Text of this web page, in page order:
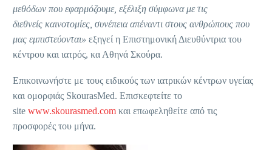
μεθόδων που εφαρμόζουμε, εξέλιξη σύμφωνα με τις
διεθνείς καινοτομίες, συνέπεια απέναντι στους ανθρώπους που
μας εμπιστεύονται» εξηγεί η Επιστημονική Διευθύντρια του
κέντρου και ιατρός, κα Αθηνά Σκούρα.
Επικοινωνήστε με τους ειδικούς των ιατρικών κέντρων υγείας
και ομορφιάς SkourasMed. Επισκεφτείτε το
site www.skourasmed.com και επωφεληθείτε από τις
προσφορές του μήνα.